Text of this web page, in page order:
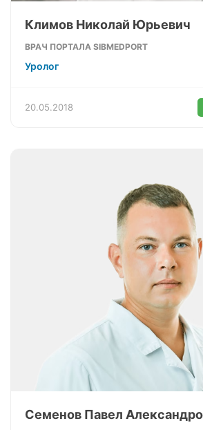
Климов Николай Юрьевич
ВРАЧ ПОРТАЛА SIBMEDPORT
Уролог
20.05.2018
Семенов Павел